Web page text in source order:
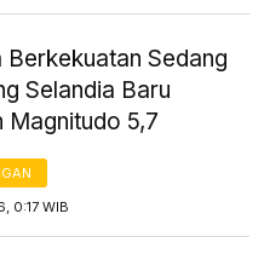
Berkekuatan Sedang
Selandia Baru
Magnitudo 5,7
0:17 WIB